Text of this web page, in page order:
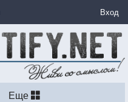
Вход
Еще